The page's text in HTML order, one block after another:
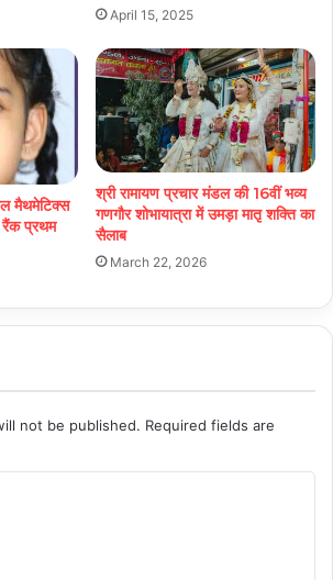
April 15, 2025
मैथमेटिक्स
रैंक प्रथम
श्री रामायण प्रचार मंडल की 16वीं भव्य
गणगौर शोभायात्रा में उमड़ा मातृ शक्ति का
सैलाब
March 22, 2026
not be published. Required fields are